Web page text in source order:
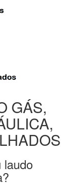
GÁS,
laudo